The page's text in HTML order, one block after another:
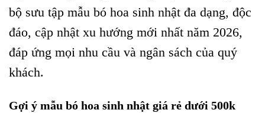
bộ sưu tập mẫu bó hoa sinh nhật đa dạng, độc
đáo, cập nhật xu hướng mới nhất năm 2026,
đáp ứng mọi nhu cầu và ngân sách của quý
khách.
Gợi ý mẫu bó hoa sinh nhật giá rẻ dưới 500k